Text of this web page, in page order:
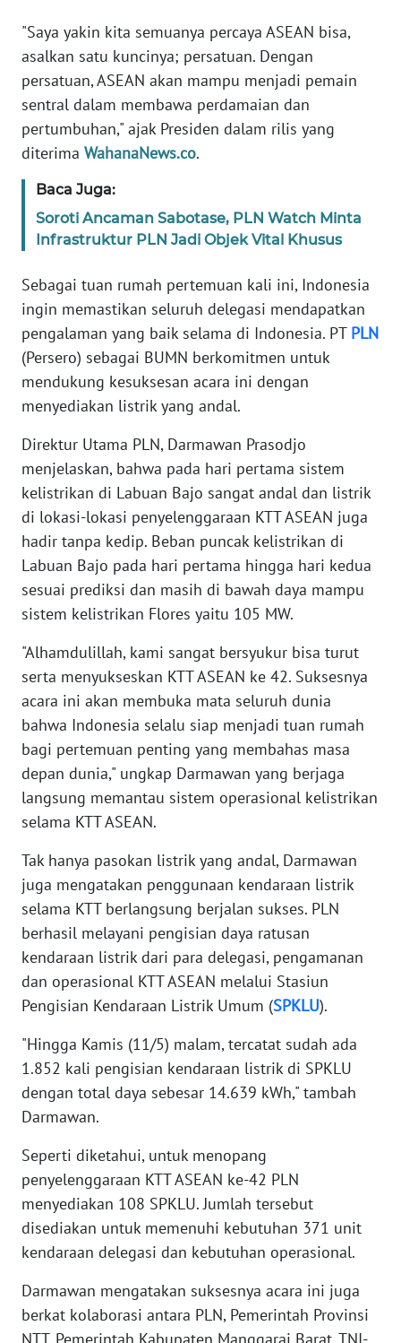
"Saya yakin kita semuanya percaya ASEAN bisa,
asalkan satu kuncinya; persatuan. Dengan
persatuan, ASEAN akan mampu menjadi pemain
sentral dalam membawa perdamaian dan
pertumbuhan," ajak Presiden dalam rilis yang
diterima WahanaNews.co.
Baca Juga:
Soroti Ancaman Sabotase, PLN Watch Minta
Infrastruktur PLN Jadi Objek Vital Khusus
Sebagai tuan rumah pertemuan kali ini, Indonesia
ingin memastikan seluruh delegasi mendapatkan
pengalaman yang baik selama di Indonesia. PT PLN
(Persero) sebagai BUMN berkomitmen untuk
mendukung kesuksesan acara ini dengan
menyediakan listrik yang andal.
Direktur Utama PLN, Darmawan Prasodjo
menjelaskan, bahwa pada hari pertama sistem
kelistrikan di Labuan Bajo sangat andal dan listrik
di lokasi-lokasi penyelenggaraan KTT ASEAN juga
hadir tanpa kedip. Beban puncak kelistrikan di
Labuan Bajo pada hari pertama hingga hari kedua
sesuai prediksi dan masih di bawah daya mampu
sistem kelistrikan Flores yaitu 105 MW.
"Alhamdulillah, kami sangat bersyukur bisa turut
serta menyukseskan KTT ASEAN ke 42. Suksesnya
acara ini akan membuka mata seluruh dunia
bahwa Indonesia selalu siap menjadi tuan rumah
bagi pertemuan penting yang membahas masa
depan dunia," ungkap Darmawan yang berjaga
langsung memantau sistem operasional kelistrikan
selama KTT ASEAN.
Tak hanya pasokan listrik yang andal, Darmawan
juga mengatakan penggunaan kendaraan listrik
selama KTT berlangsung berjalan sukses. PLN
berhasil melayani pengisian daya ratusan
kendaraan listrik dari para delegasi, pengamanan
dan operasional KTT ASEAN melalui Stasiun
Pengisian Kendaraan Listrik Umum (SPKLU).
"Hingga Kamis (11/5) malam, tercatat sudah ada
1.852 kali pengisian kendaraan listrik di SPKLU
dengan total daya sebesar 14.639 kWh," tambah
Darmawan.
Seperti diketahui, untuk menopang
penyelenggaraan KTT ASEAN ke-42 PLN
menyediakan 108 SPKLU. Jumlah tersebut
disediakan untuk memenuhi kebutuhan 371 unit
kendaraan delegasi dan kebutuhan operasional.
Darmawan mengatakan suksesnya acara ini juga
berkat kolaborasi antara PLN, Pemerintah Provinsi
NTT, Pemerintah Kabupaten Manggarai Barat, TNI-
WN
PAPUA
BARAT
WN
WN
SULTRA
WN
NTB
WN
SULTENG
WN
SULBAR
WN
WN
SUMBAR
WN
BENGKULU
LAMPUNG
WN
JATENG
WN
NUSANTARA
WN
JOGJA
WN
WN
BALI
WN
WN
KALTENG